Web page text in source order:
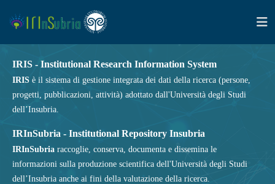
IRIS - Institutional Research Information System
IRIS è il sistema di gestione integrata dei dati della ricerca (persone,
progetti, pubblicazioni, attività) adottato dall'Università degli Studi
dell’Insubria.
IRInSubria - Institutional Repository Insubria
IRInSubria raccoglie, conserva, documenta e dissemina le
informazioni sulla produzione scientifica dell'Università degli Studi
dell’Insubria anche ai fini della valutazione della ricerca.